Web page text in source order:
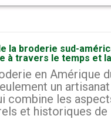
la broderie sud-
à travers le temps et
en Amérique
un
combine les
et historiques de